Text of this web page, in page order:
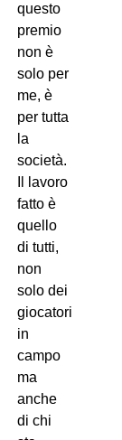
questo
premio
non è
solo per
me, è
per tutta
la
società.
Il lavoro
fatto è
quello
di tutti,
non
solo dei
giocatori
in
campo
ma
anche
di chi